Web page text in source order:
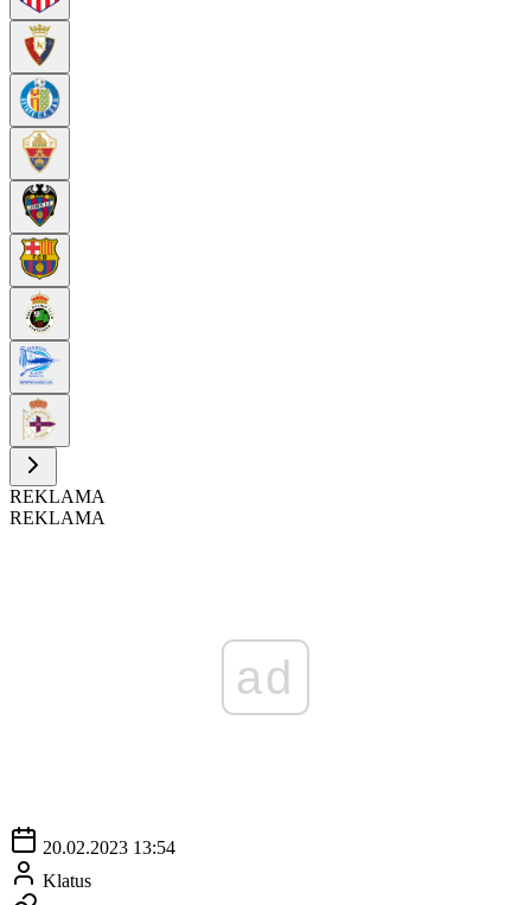
REKLAMA
REKLAMA
ad
20.02.2023 13:54
Klatus